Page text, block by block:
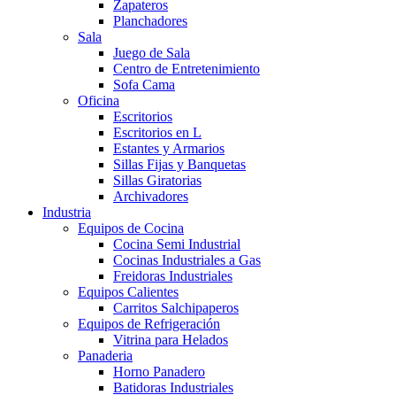
Zapateros
Planchadores
Sala
Juego de Sala
Centro de Entretenimiento
Sofa Cama
Oficina
Escritorios
Escritorios en L
Estantes y Armarios
Sillas Fijas y Banquetas
Sillas Giratorias
Archivadores
Industria
Equipos de Cocina
Cocina Semi Industrial
Cocinas Industriales a Gas
Freidoras Industriales
Equipos Calientes
Carritos Salchipaperos
Equipos de Refrigeración
Vitrina para Helados
Panaderia
Horno Panadero
Batidoras Industriales